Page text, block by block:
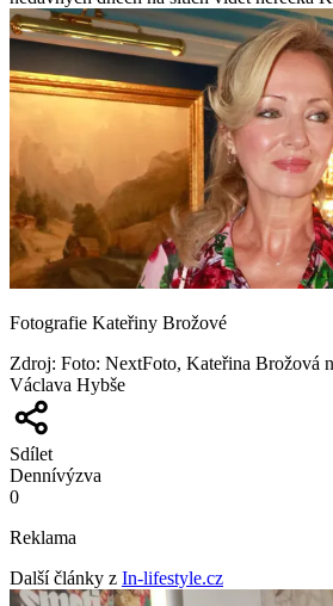
Fotografie Kateřiny Brožové
Zdroj: Foto: NextFoto, Kateřina Brožová
Václava Hybše
Sdílet
Dennívýzva
0
Reklama
Další články z In-lifestyle.cz